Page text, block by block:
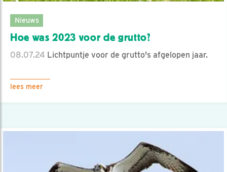
Nieuws
Hoe was 2023 voor de grutto?
08.07.24 Lichtpuntje voor de grutto's afgelopen jaar.
lees meer